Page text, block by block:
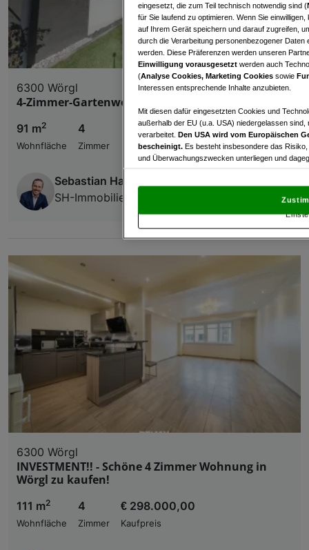
6300 Wörgl
4-Zimmer-Gartenwohnung in Wörgl zu verkaufen
91 m2
Wohnfläche
4
Zimmer
Sebastian Haberl
SH-Immobilien GmbH
6300 Wörgl
INVESTMENT!! - Schöne 4 Zimmer Wohnung in
Wörgl zu kaufen!
111 m2
Wohnfläche
4
Zimmer
€ 298.000,00
Kaufpreis
eingesetzt, die zum Teil technisch notwendig sind (
für Sie laufend zu optimieren. Wenn Sie
auf Ihrem Gerät speichern und darauf zugreifen,
durch die Verarbeitung personenbezogener
werden. Diese Präferenzen werden unseren
Einwilligung vorausgesetzt werden auch
(Analyse Cookies, Marketing Cookies sowie
Interessen entsprechende Inhalte anzubieten.
Mit diesen dafür eingesetzten Cookies und
außerhalb der EU (u.a. USA) niedergelassen
verarbeitet. Den USA wird vom Europäischen
bescheinigt. Es besteht insbesondere das
und Überwachungszwecken unterliegen und
und Widerspruch gegen die Verarbeitung auf der
„Cookie Einstellungen“, die sich auf jeder Seite
Wir und unsere Partner verarbeiten
Zugriff auf Informationen auf einem Endgerät.
Liste der Partner (Lieferanten)